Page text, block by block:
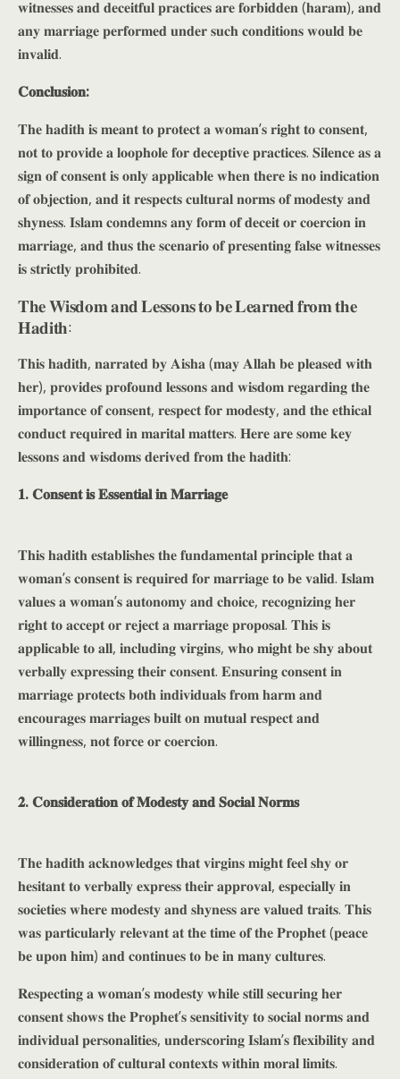
𝐰𝐢𝐭𝐧𝐞𝐬𝐬𝐞𝐬 𝐚𝐧𝐝 𝐝𝐞𝐜𝐞𝐢𝐭𝐟𝐮𝐥 𝐩𝐫𝐚𝐜𝐭𝐢𝐜𝐞𝐬 𝐚𝐫𝐞 𝐟𝐨𝐫𝐛𝐢𝐝𝐝𝐞𝐧 (𝐡𝐚𝐫𝐚𝐦), 𝐚𝐧𝐝
𝐚𝐧𝐲 𝐦𝐚𝐫𝐫𝐢𝐚𝐠𝐞 𝐩𝐞𝐫𝐟𝐨𝐫𝐦𝐞𝐝 𝐮𝐧𝐝𝐞𝐫 𝐬𝐮𝐜𝐡 𝐜𝐨𝐧𝐝𝐢𝐭𝐢𝐨𝐧𝐬 𝐰𝐨𝐮𝐥𝐝 𝐛𝐞
𝐢𝐧𝐯𝐚𝐥𝐢𝐝.
𝐂𝐨𝐧𝐜𝐥𝐮𝐬𝐢𝐨𝐧:
𝐓𝐡𝐞 𝐡𝐚𝐝𝐢𝐭𝐡 𝐢𝐬 𝐦𝐞𝐚𝐧𝐭 𝐭𝐨 𝐩𝐫𝐨𝐭𝐞𝐜𝐭 𝐚 𝐰𝐨𝐦𝐚𝐧’𝐬 𝐫𝐢𝐠𝐡𝐭 𝐭𝐨 𝐜𝐨𝐧𝐬𝐞𝐧𝐭,
𝐧𝐨𝐭 𝐭𝐨 𝐩𝐫𝐨𝐯𝐢𝐝𝐞 𝐚 𝐥𝐨𝐨𝐩𝐡𝐨𝐥𝐞 𝐟𝐨𝐫 𝐝𝐞𝐜𝐞𝐩𝐭𝐢𝐯𝐞 𝐩𝐫𝐚𝐜𝐭𝐢𝐜𝐞𝐬. 𝐒𝐢𝐥𝐞𝐧𝐜𝐞 𝐚𝐬 𝐚
𝐬𝐢𝐠𝐧 𝐨𝐟 𝐜𝐨𝐧𝐬𝐞𝐧𝐭 𝐢𝐬 𝐨𝐧𝐥𝐲 𝐚𝐩𝐩𝐥𝐢𝐜𝐚𝐛𝐥𝐞 𝐰𝐡𝐞𝐧 𝐭𝐡𝐞𝐫𝐞 𝐢𝐬 𝐧𝐨 𝐢𝐧𝐝𝐢𝐜𝐚𝐭𝐢𝐨𝐧
𝐨𝐟 𝐨𝐛𝐣𝐞𝐜𝐭𝐢𝐨𝐧, 𝐚𝐧𝐝 𝐢𝐭 𝐫𝐞𝐬𝐩𝐞𝐜𝐭𝐬 𝐜𝐮𝐥𝐭𝐮𝐫𝐚𝐥 𝐧𝐨𝐫𝐦𝐬 𝐨𝐟 𝐦𝐨𝐝𝐞𝐬𝐭𝐲 𝐚𝐧𝐝
𝐬𝐡𝐲𝐧𝐞𝐬𝐬. 𝐈𝐬𝐥𝐚𝐦 𝐜𝐨𝐧𝐝𝐞𝐦𝐧𝐬 𝐚𝐧𝐲 𝐟𝐨𝐫𝐦 𝐨𝐟 𝐝𝐞𝐜𝐞𝐢𝐭 𝐨𝐫 𝐜𝐨𝐞𝐫𝐜𝐢𝐨𝐧 𝐢𝐧
𝐦𝐚𝐫𝐫𝐢𝐚𝐠𝐞, 𝐚𝐧𝐝 𝐭𝐡𝐮𝐬 𝐭𝐡𝐞 𝐬𝐜𝐞𝐧𝐚𝐫𝐢𝐨 𝐨𝐟 𝐩𝐫𝐞𝐬𝐞𝐧𝐭𝐢𝐧𝐠 𝐟𝐚𝐥𝐬𝐞 𝐰𝐢𝐭𝐧𝐞𝐬𝐬𝐞𝐬
𝐢𝐬 𝐬𝐭𝐫𝐢𝐜𝐭𝐥𝐲 𝐩𝐫𝐨𝐡𝐢𝐛𝐢𝐭𝐞𝐝.
𝐓𝐡𝐞 𝐖𝐢𝐬𝐝𝐨𝐦 𝐚𝐧𝐝 𝐋𝐞𝐬𝐬𝐨𝐧𝐬 𝐭𝐨 𝐛𝐞 𝐋𝐞𝐚𝐫𝐧𝐞𝐝 𝐟𝐫𝐨𝐦 𝐭𝐡𝐞
𝐇𝐚𝐝𝐢𝐭𝐡:
𝐓𝐡𝐢𝐬 𝐡𝐚𝐝𝐢𝐭𝐡, 𝐧𝐚𝐫𝐫𝐚𝐭𝐞𝐝 𝐛𝐲 𝐀𝐢𝐬𝐡𝐚 (𝐦𝐚𝐲 𝐀𝐥𝐥𝐚𝐡 𝐛𝐞 𝐩𝐥𝐞𝐚𝐬𝐞𝐝 𝐰𝐢𝐭𝐡
𝐡𝐞𝐫), 𝐩𝐫𝐨𝐯𝐢𝐝𝐞𝐬 𝐩𝐫𝐨𝐟𝐨𝐮𝐧𝐝 𝐥𝐞𝐬𝐬𝐨𝐧𝐬 𝐚𝐧𝐝 𝐰𝐢𝐬𝐝𝐨𝐦 𝐫𝐞𝐠𝐚𝐫𝐝𝐢𝐧𝐠 𝐭𝐡𝐞
𝐢𝐦𝐩𝐨𝐫𝐭𝐚𝐧𝐜𝐞 𝐨𝐟 𝐜𝐨𝐧𝐬𝐞𝐧𝐭, 𝐫𝐞𝐬𝐩𝐞𝐜𝐭 𝐟𝐨𝐫 𝐦𝐨𝐝𝐞𝐬𝐭𝐲, 𝐚𝐧𝐝 𝐭𝐡𝐞 𝐞𝐭𝐡𝐢𝐜𝐚𝐥
𝐜𝐨𝐧𝐝𝐮𝐜𝐭 𝐫𝐞𝐪𝐮𝐢𝐫𝐞𝐝 𝐢𝐧 𝐦𝐚𝐫𝐢𝐭𝐚𝐥 𝐦𝐚𝐭𝐭𝐞𝐫𝐬. 𝐇𝐞𝐫𝐞 𝐚𝐫𝐞 𝐬𝐨𝐦𝐞 𝐤𝐞𝐲
𝐥𝐞𝐬𝐬𝐨𝐧𝐬 𝐚𝐧𝐝 𝐰𝐢𝐬𝐝𝐨𝐦𝐬 𝐝𝐞𝐫𝐢𝐯𝐞𝐝 𝐟𝐫𝐨𝐦 𝐭𝐡𝐞 𝐡𝐚𝐝𝐢𝐭𝐡:
𝟏. 𝐂𝐨𝐧𝐬𝐞𝐧𝐭 𝐢𝐬 𝐄𝐬𝐬𝐞𝐧𝐭𝐢𝐚𝐥 𝐢𝐧 𝐌𝐚𝐫𝐫𝐢𝐚𝐠𝐞
𝐓𝐡𝐢𝐬 𝐡𝐚𝐝𝐢𝐭𝐡 𝐞𝐬𝐭𝐚𝐛𝐥𝐢𝐬𝐡𝐞𝐬 𝐭𝐡𝐞 𝐟𝐮𝐧𝐝𝐚𝐦𝐞𝐧𝐭𝐚𝐥 𝐩𝐫𝐢𝐧𝐜𝐢𝐩𝐥𝐞 𝐭𝐡𝐚𝐭 𝐚
𝐰𝐨𝐦𝐚𝐧’𝐬 𝐜𝐨𝐧𝐬𝐞𝐧𝐭 𝐢𝐬 𝐫𝐞𝐪𝐮𝐢𝐫𝐞𝐝 𝐟𝐨𝐫 𝐦𝐚𝐫𝐫𝐢𝐚𝐠𝐞 𝐭𝐨 𝐛𝐞 𝐯𝐚𝐥𝐢𝐝. 𝐈𝐬𝐥𝐚𝐦
𝐯𝐚𝐥𝐮𝐞𝐬 𝐚 𝐰𝐨𝐦𝐚𝐧’𝐬 𝐚𝐮𝐭𝐨𝐧𝐨𝐦𝐲 𝐚𝐧𝐝 𝐜𝐡𝐨𝐢𝐜𝐞, 𝐫𝐞𝐜𝐨𝐠𝐧𝐢𝐳𝐢𝐧𝐠 𝐡𝐞𝐫
𝐫𝐢𝐠𝐡𝐭 𝐭𝐨 𝐚𝐜𝐜𝐞𝐩𝐭 𝐨𝐫 𝐫𝐞𝐣𝐞𝐜𝐭 𝐚 𝐦𝐚𝐫𝐫𝐢𝐚𝐠𝐞 𝐩𝐫𝐨𝐩𝐨𝐬𝐚𝐥. 𝐓𝐡𝐢𝐬 𝐢𝐬
𝐚𝐩𝐩𝐥𝐢𝐜𝐚𝐛𝐥𝐞 𝐭𝐨 𝐚𝐥𝐥, 𝐢𝐧𝐜𝐥𝐮𝐝𝐢𝐧𝐠 𝐯𝐢𝐫𝐠𝐢𝐧𝐬, 𝐰𝐡𝐨 𝐦𝐢𝐠𝐡𝐭 𝐛𝐞 𝐬𝐡𝐲 𝐚𝐛𝐨𝐮𝐭
𝐯𝐞𝐫𝐛𝐚𝐥𝐥𝐲 𝐞𝐱𝐩𝐫𝐞𝐬𝐬𝐢𝐧𝐠 𝐭𝐡𝐞𝐢𝐫 𝐜𝐨𝐧𝐬𝐞𝐧𝐭. 𝐄𝐧𝐬𝐮𝐫𝐢𝐧𝐠 𝐜𝐨𝐧𝐬𝐞𝐧𝐭 𝐢𝐧
𝐦𝐚𝐫𝐫𝐢𝐚𝐠𝐞 𝐩𝐫𝐨𝐭𝐞𝐜𝐭𝐬 𝐛𝐨𝐭𝐡 𝐢𝐧𝐝𝐢𝐯𝐢𝐝𝐮𝐚𝐥𝐬 𝐟𝐫𝐨𝐦 𝐡𝐚𝐫𝐦 𝐚𝐧𝐝
𝐞𝐧𝐜𝐨𝐮𝐫𝐚𝐠𝐞𝐬 𝐦𝐚𝐫𝐫𝐢𝐚𝐠𝐞𝐬 𝐛𝐮𝐢𝐥𝐭 𝐨𝐧 𝐦𝐮𝐭𝐮𝐚𝐥 𝐫𝐞𝐬𝐩𝐞𝐜𝐭 𝐚𝐧𝐝
𝐰𝐢𝐥𝐥𝐢𝐧𝐠𝐧𝐞𝐬𝐬, 𝐧𝐨𝐭 𝐟𝐨𝐫𝐜𝐞 𝐨𝐫 𝐜𝐨𝐞𝐫𝐜𝐢𝐨𝐧.
𝟐. 𝐂𝐨𝐧𝐬𝐢𝐝𝐞𝐫𝐚𝐭𝐢𝐨𝐧 𝐨𝐟 𝐌𝐨𝐝𝐞𝐬𝐭𝐲 𝐚𝐧𝐝 𝐒𝐨𝐜𝐢𝐚𝐥 𝐍𝐨𝐫𝐦𝐬
𝐓𝐡𝐞 𝐡𝐚𝐝𝐢𝐭𝐡 𝐚𝐜𝐤𝐧𝐨𝐰𝐥𝐞𝐝𝐠𝐞𝐬 𝐭𝐡𝐚𝐭 𝐯𝐢𝐫𝐠𝐢𝐧𝐬 𝐦𝐢𝐠𝐡𝐭 𝐟𝐞𝐞𝐥 𝐬𝐡𝐲 𝐨𝐫
𝐡𝐞𝐬𝐢𝐭𝐚𝐧𝐭 𝐭𝐨 𝐯𝐞𝐫𝐛𝐚𝐥𝐥𝐲 𝐞𝐱𝐩𝐫𝐞𝐬𝐬 𝐭𝐡𝐞𝐢𝐫 𝐚𝐩𝐩𝐫𝐨𝐯𝐚𝐥, 𝐞𝐬𝐩𝐞𝐜𝐢𝐚𝐥𝐥𝐲 𝐢𝐧
𝐬𝐨𝐜𝐢𝐞𝐭𝐢𝐞𝐬 𝐰𝐡𝐞𝐫𝐞 𝐦𝐨𝐝𝐞𝐬𝐭𝐲 𝐚𝐧𝐝 𝐬𝐡𝐲𝐧𝐞𝐬𝐬 𝐚𝐫𝐞 𝐯𝐚𝐥𝐮𝐞𝐝 𝐭𝐫𝐚𝐢𝐭𝐬. 𝐓𝐡𝐢𝐬
𝐰𝐚𝐬 𝐩𝐚𝐫𝐭𝐢𝐜𝐮𝐥𝐚𝐫𝐥𝐲 𝐫𝐞𝐥𝐞𝐯𝐚𝐧𝐭 𝐚𝐭 𝐭𝐡𝐞 𝐭𝐢𝐦𝐞 𝐨𝐟 𝐭𝐡𝐞 𝐏𝐫𝐨𝐩𝐡𝐞𝐭 (𝐩𝐞𝐚𝐜𝐞
𝐛𝐞 𝐮𝐩𝐨𝐧 𝐡𝐢𝐦) 𝐚𝐧𝐝 𝐜𝐨𝐧𝐭𝐢𝐧𝐮𝐞𝐬 𝐭𝐨 𝐛𝐞 𝐢𝐧 𝐦𝐚𝐧𝐲 𝐜𝐮𝐥𝐭𝐮𝐫𝐞𝐬.
𝐑𝐞𝐬𝐩𝐞𝐜𝐭𝐢𝐧𝐠 𝐚 𝐰𝐨𝐦𝐚𝐧’𝐬 𝐦𝐨𝐝𝐞𝐬𝐭𝐲 𝐰𝐡𝐢𝐥𝐞 𝐬𝐭𝐢𝐥𝐥 𝐬𝐞𝐜𝐮𝐫𝐢𝐧𝐠 𝐡𝐞𝐫
𝐜𝐨𝐧𝐬𝐞𝐧𝐭 𝐬𝐡𝐨𝐰𝐬 𝐭𝐡𝐞 𝐏𝐫𝐨𝐩𝐡𝐞𝐭’𝐬 𝐬𝐞𝐧𝐬𝐢𝐭𝐢𝐯𝐢𝐭𝐲 𝐭𝐨 𝐬𝐨𝐜𝐢𝐚𝐥 𝐧𝐨𝐫𝐦𝐬 𝐚𝐧𝐝
𝐢𝐧𝐝𝐢𝐯𝐢𝐝𝐮𝐚𝐥 𝐩𝐞𝐫𝐬𝐨𝐧𝐚𝐥𝐢𝐭𝐢𝐞𝐬, 𝐮𝐧𝐝𝐞𝐫𝐬𝐜𝐨𝐫𝐢𝐧𝐠 𝐈𝐬𝐥𝐚𝐦’𝐬 𝐟𝐥𝐞𝐱𝐢𝐛𝐢𝐥𝐢𝐭𝐲 𝐚𝐧𝐝
𝐜𝐨𝐧𝐬𝐢𝐝𝐞𝐫𝐚𝐭𝐢𝐨𝐧 𝐨𝐟 𝐜𝐮𝐥𝐭𝐮𝐫𝐚𝐥 𝐜𝐨𝐧𝐭𝐞𝐱𝐭𝐬 𝐰𝐢𝐭𝐡𝐢𝐧 𝐦𝐨𝐫𝐚𝐥 𝐥𝐢𝐦𝐢𝐭𝐬.